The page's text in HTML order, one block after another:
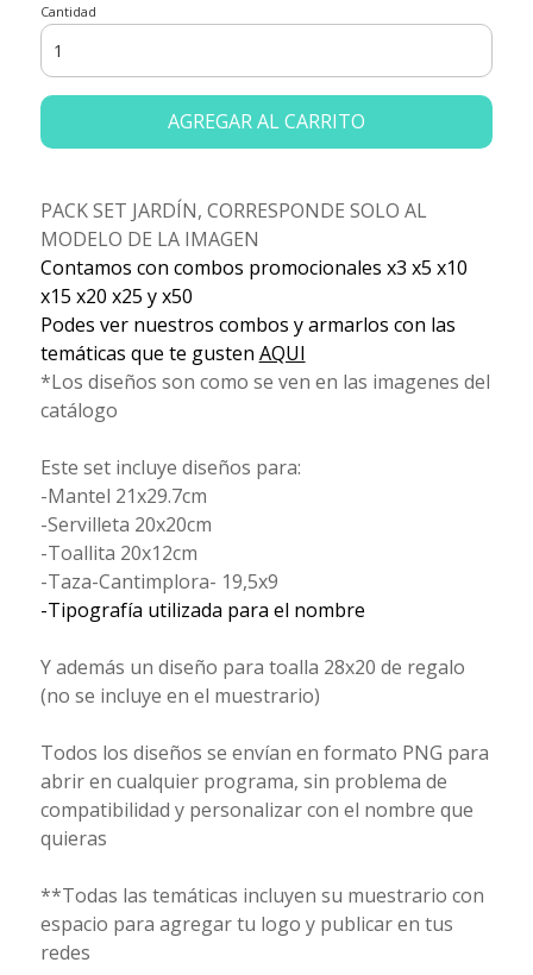
Cantidad
AGREGAR AL CARRITO
PACK SET JARDÍN, CORRESPONDE SOLO AL
MODELO DE LA IMAGEN
Contamos con combos promocionales x3 x5 x10
x15 x20 x25 y x50
Podes ver nuestros combos y armarlos con las
temáticas que te gusten AQUI
*Los diseños son como se ven en las imagenes del
catálogo
Este set incluye diseños para:
-Mantel 21x29.7cm
-Servilleta 20x20cm
-Toallita 20x12cm
-Taza-Cantimplora- 19,5x9
-Tipografía utilizada para el nombre
Y además un diseño para toalla 28x20 de regalo
(no se incluye en el muestrario)
Todos los diseños se envían en formato PNG para
abrir en cualquier programa, sin problema de
compatibilidad y personalizar con el nombre que
quieras
**Todas las temáticas incluyen su muestrario con
espacio para agregar tu logo y publicar en tus
redes